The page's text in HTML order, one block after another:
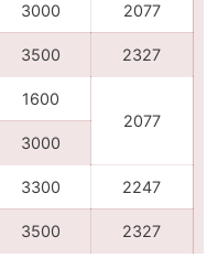
3000 2077
3500 2327
1600
2077
3000
3300 2247
3500 2327